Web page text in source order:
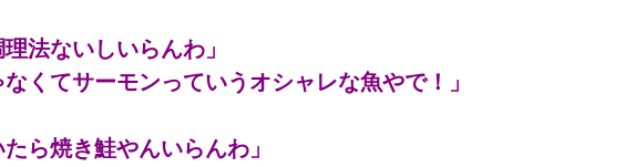
法ないしいらんわ」
くてサーモンっていうオシャレな魚やで！」
ら焼き鮭やんいらんわ」